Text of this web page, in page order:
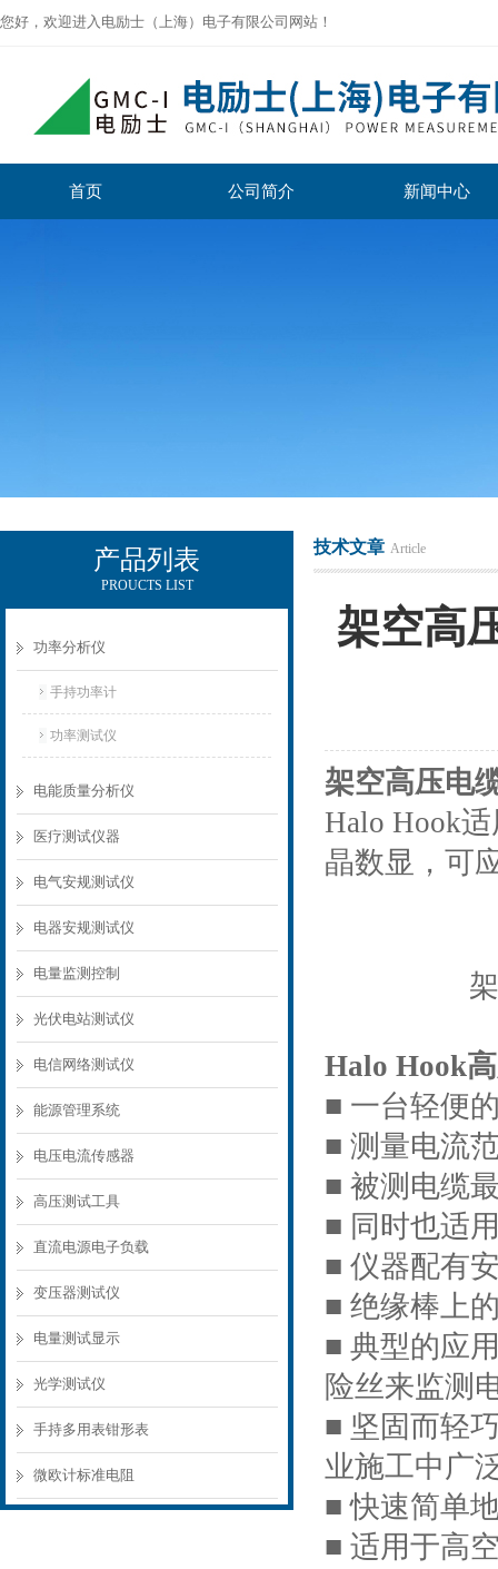
您好，欢迎进入电励士（上海）电子有限公司网站！
首页 公司简介 新闻中心
产品列表
PROUCTS LIST
功率分析仪
手持功率计
功率测试仪
电能质量分析仪
医疗测试仪器
电气安规测试仪
电器安规测试仪
电量监测控制
光伏电站测试仪
电信网络测试仪
能源管理系统
电压电流传感器
高压测试工具
直流电源电子负载
变压器测试仪
电量测试显示
光学测试仪
手持多用表钳形表
微欧计标准电阻
技术文章 Article
架空高
架空高压电
Halo Hook
晶数显，可
Halo Hook
■ 一台轻便
■ 测量电流
■ 被测电缆
■ 同时也适
■ 仪器配有
■ 绝缘棒上
■ 典型的应
险丝来监测
■ 坚固而轻
业施工中广
■ 快速简单
■ 适用于高